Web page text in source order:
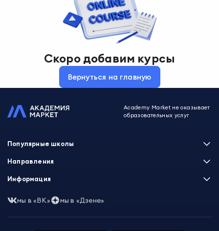
Скоро добавим курсы
Вернуться на главную
Academy Market не оказывает
образовательных услуг
Популярные школы
Skillbox
XYZ School
Skillfactory
Talentsy
Направления
Программирование
Маркетинг
Аналитика
Информация
Часто задаваемые вопросы
Пользовательское соглашение
Политика обработки данных
мы в «ВК» мы в «Дзене»